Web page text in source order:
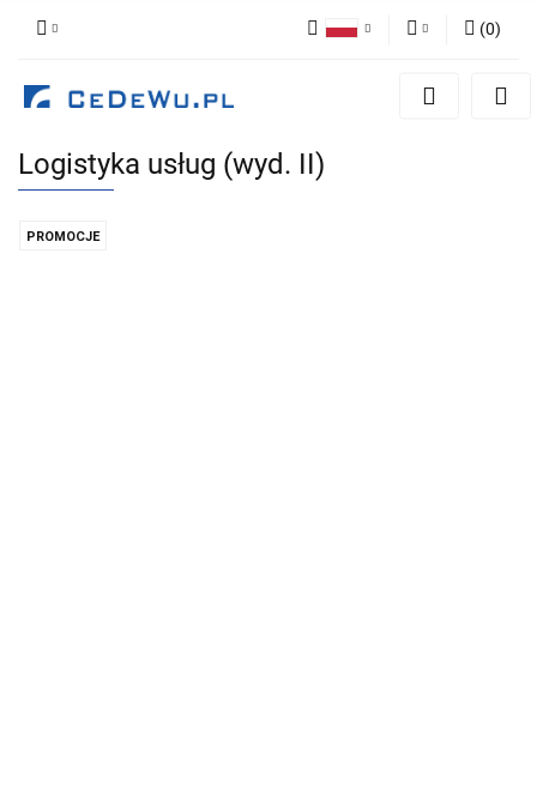
Zaloguj się
Dodaj zgłoszenie
(0)
Logistyka usług (wyd. II)
PROMOCJE